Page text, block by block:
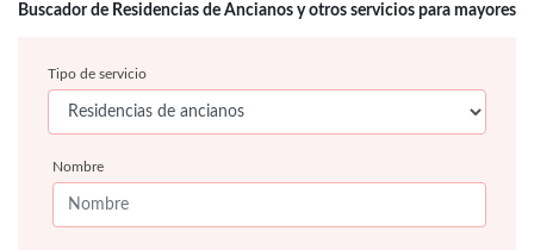
Buscador de Residencias de Ancianos y otros servicios para mayores
Tipo de servicio
Nombre